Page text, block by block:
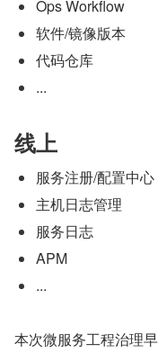
Ops Workflow
软件/镜像版本
代码仓库
...
线上
服务注册/配置中心
主机日志管理
服务日志
APM
...
本次微服务工程治理